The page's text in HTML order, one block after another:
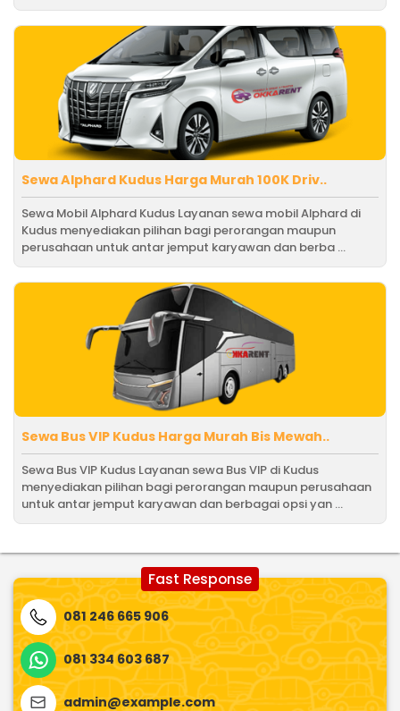
Sewa Alphard Kudus Harga Murah 100K Driv..
Sewa Mobil Alphard Kudus Layanan sewa mobil Alphard di
Kudus menyediakan pilihan bagi perorangan maupun
perusahaan untuk antar jemput karyawan dan berba ...
Sewa Bus VIP Kudus Harga Murah Bis Mewah..
Sewa Bus VIP Kudus Layanan sewa Bus VIP di Kudus
menyediakan pilihan bagi perorangan maupun perusahaan
untuk antar jemput karyawan dan berbagai opsi yan ...
Fast Response
081 246 665 906
081 334 603 687
admin@example.com